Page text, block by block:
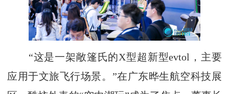
“这是一架敞篷氏的X型超新型evtol，主要
应用于文旅飞行场景。”在广东晔生航空科技展